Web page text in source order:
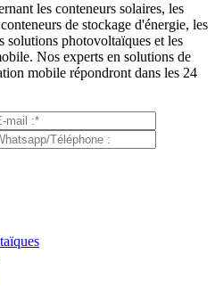
les conteneurs solaires, les
de stockage d'énergie, les
solutions photovoltaïques et les
Nos experts en solutions de
mobile répondront dans les 24